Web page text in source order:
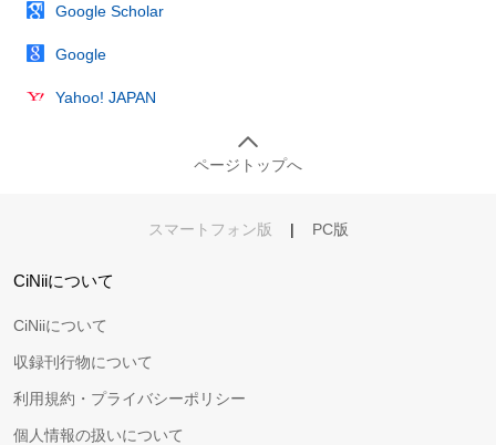
Google Scholar
Google
Yahoo! JAPAN
ページトップへ
スマートフォン版 | PC版
CiNiiについて
CiNiiについて
収録刊行物について
利用規約・プライバシーポリシー
個人情報の扱いについて